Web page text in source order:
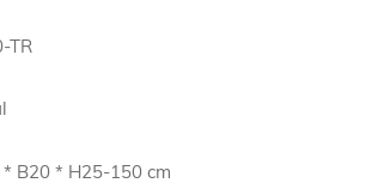
TR
* B20 * H25-150 cm